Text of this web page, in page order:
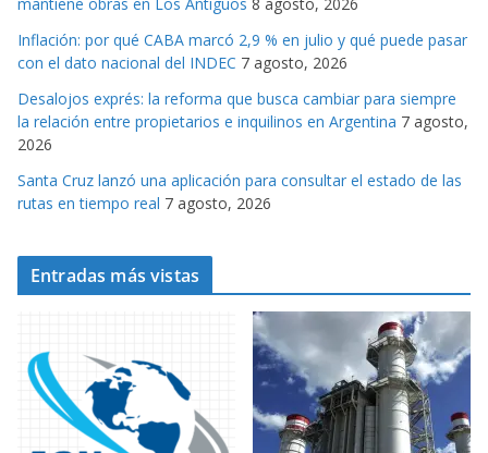
a
s
Inflación: por qué CABA marcó 2,9 % en julio y qué puede pasar
con el dato nacional del INDEC 7 agosto, 2026
Desalojos exprés: la reforma que busca cambiar para siempre
la relación entre propietarios e inquilinos en Argentina 7 agosto,
2026
Santa Cruz lanzó una aplicación para consultar el estado de las
rutas en tiempo real 7 agosto, 2026
Entradas más vistas